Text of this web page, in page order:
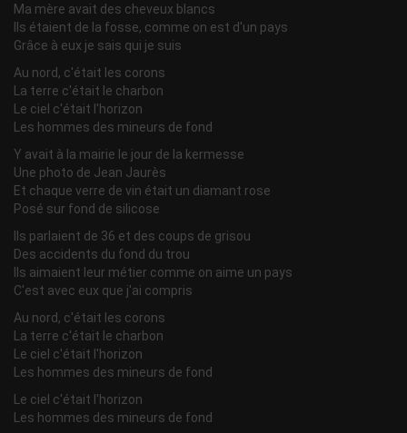
Ma mère avait des cheveux blancs
Ils étaient de la fosse, comme on est d'un pays
Grâce à eux je sais qui je suis
Au nord, c'était les corons
La terre c'était le charbon
Le ciel c'était l'horizon
Les hommes des mineurs de fond
Y avait à la mairie le jour de la kermesse
Une photo de Jean Jaurès
Et chaque verre de vin était un diamant rose
Posé sur fond de silicose
Ils parlaient de 36 et des coups de grisou
Des accidents du fond du trou
Ils aimaient leur métier comme on aime un pays
C'est avec eux que j'ai compris
Au nord, c'était les corons
La terre c'était le charbon
Le ciel c'était l'horizon
Les hommes des mineurs de fond
Le ciel c'était l'horizon
Les hommes des mineurs de fond